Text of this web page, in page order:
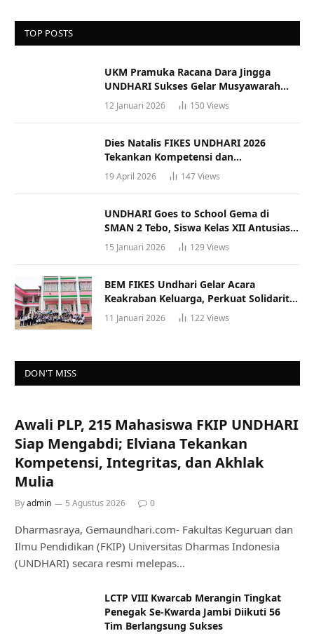
TOP POSTS
UKM Pramuka Racana Dara Jingga
UNDHARI Sukses Gelar Musyawarah
Racana
12 Januari 2026 150Views
Dies Natalis FIKES UNDHARI 2026
Tekankan Kompetensi dan
Profesionalisme Tenaga Kesehatan
19 April 2026 147Views
UNDHARI Goes to School Gema di
SMAN 2 Tebo, Siswa Kelas XII Antusias
Ikuti Sosialisasi Kampus Berkualitas
15 Januari 2026 129 Views
BEM FIKES Undhari Gelar Acara
Keakraban Keluarga, Perkuat Solidaritas
dan Gaya Hidup Sehat
11 Januari 2026 122Views
DON'T MISS
Awali PLP, 215 Mahasiswa FKIP UNDHARI
Siap Mengabdi; Elviana Tekankan
Kompetensi, Integritas, dan Akhlak
Mulia
Byadmin 5 Agustus 2026 0
Dharmasraya, Gemaundhari.com- Fakultas Keguruan dan
Ilmu Pendidikan (FKIP) Universitas Dharmas Indonesia
(UNDHARI) secara resmi melepas…
LCTP VIII Kwarcab Merangin Tingkat
Penegak Se-Kwarda Jambi Diikuti 56
Tim Berlangsung Sukses